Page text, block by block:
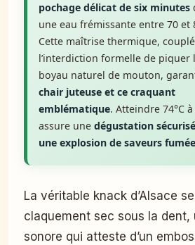
pochage délicat de six minutes
une eau frémissante entre 70 et
Cette maîtrise thermique,
l’interdiction formelle de piquer
boyau naturel de mouton,
chair juteuse et ce craquant
emblématique. Atteindre 74°C
assure une dégustation
une explosion de saveurs
La véritable knack d’Alsace se reconnaît à ce
claquement sec sous la dent,
sonore qui atteste d’un